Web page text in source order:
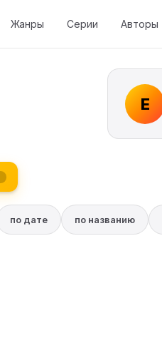
Жанры Серии Авторы
E
по дате по названию